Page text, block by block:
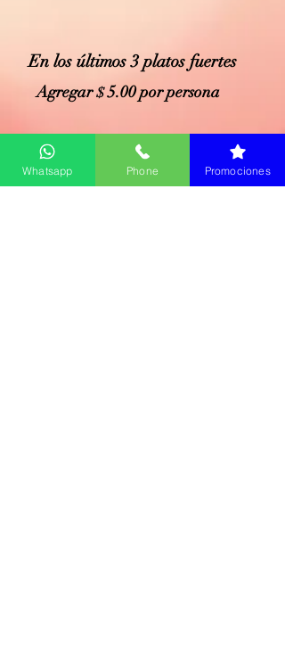
En los últimos 3 platos fuertes
Agregar$5.00por persona
ver menús infantiles
Whatsapp Phone Promociones